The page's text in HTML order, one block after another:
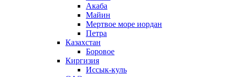
Акаба
Майин
Мертвое море иордан
Петра
Казахстан
Боровое
Киргизия
Иссык-куль